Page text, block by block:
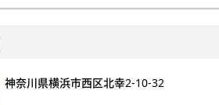
神奈川県横浜市西区北幸2-10-32